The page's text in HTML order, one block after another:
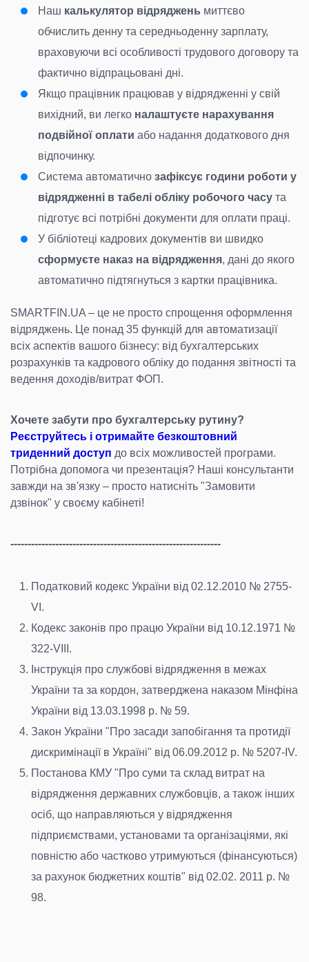
Наш калькулятор відряджень миттєво
обчислить денну та середньоденну зарплату,
враховуючи всі особливості трудового договору та
фактично відпрацьовані дні.
Якщо працівник працював у відрядженні у свій
вихідний, ви легко налаштуєте нарахування
подвійної оплати або надання додаткового дня
відпочинку.
Система автоматично зафіксує години роботи у
відрядженні в табелі обліку робочого часу та
підготує всі потрібні документи для оплати праці.
У бібліотеці кадрових документів ви швидко
сформуєте наказ на відрядження, дані до якого
автоматично підтягнуться з картки працівника.
SMARTFIN.UA – це не просто спрощення оформлення
відряджень. Це понад 35 функцій для автоматизації
всіх аспектів вашого бізнесу: від бухгалтерських
розрахунків та кадрового обліку до подання звітності та
ведення доходів/витрат ФОП.
Хочете забути про бухгалтерську рутину?
Реєструйтесь і отримайте безкоштовний
триденний доступ до всіх можливостей програми.
Потрібна допомога чи презентація? Наші консультанти
завжди на зв'язку – просто натисніть "Замовити
дзвінок" у своєму кабінеті!
-------------------------------------------------------------
Податковий кодекс України від 02.12.2010 № 2755-
VI.
Кодекс законів про працю України від 10.12.1971 №
322-VIII.
Інструкція про службові відрядження в межах
України та за кордон, затверджена наказом Мінфіна
України від 13.03.1998 р. № 59.
Закон України "Про засади запобігання та протидії
дискримінації в Україні" від 06.09.2012 р. № 5207-IV.
Постанова КМУ "Про суми та склад витрат на
відрядження державних службовців, а також інших
осіб, що направляються у відрядження
підприємствами, установами та організаціями, які
повністю або частково утримуються (фінансуються)
за рахунок бюджетних коштів" від 02.02. 2011 р. №
98.